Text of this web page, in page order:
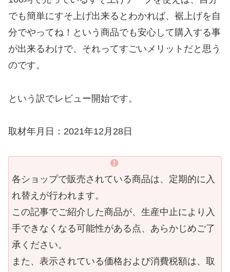
でも簡単にすそ上げ出来るとわかれば、裾上げを自
分でやってね！という商品でも安心して購入する事
が出来るわけで、それってすごいメリットだと思う
のです。
という訳でレビュー開始です。
取材年月日：2021年12月28日
各ショップで販売されている商品は、定期的に入
れ替えが行われます。
この記事でご紹介した商品が、生産中止により入
手できなくなる可能性がある点、あらかじめご了
承ください。
また、表示されている価格および消費税額は、取